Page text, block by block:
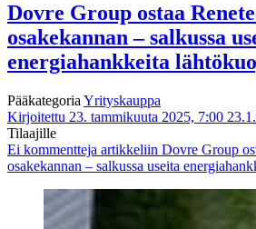
Dovre Group ostaa
osakekannan – salkussa
energiahankkeita
Pääkategoria Yrityskauppa
Kirjoitettu 23. tammikuuta 2025, 7:00
Tilaajille
Ei kommentteja artikkeliin Dovre Group
osakekannan – salkussa useita